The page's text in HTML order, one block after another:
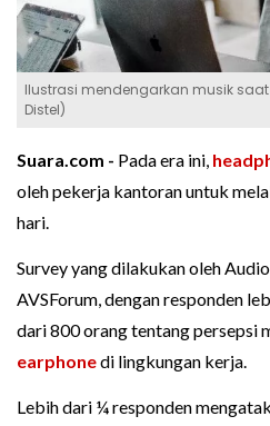
Ilustrasi mendengarkan musik
Distel)
Suara.com - Pada era ini,
oleh pekerja kantoran untuk
hari.
Survey yang dilakukan oleh
AVSForum, dengan responden
dari 800 orang tentang persepsi
earphonedi lingkungan kerja.
Lebih dari ¼ responden